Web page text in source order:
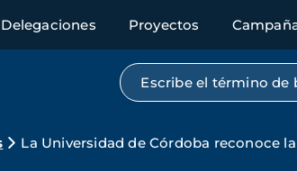
Delegaciones Proyectos
Búsqueda por texto
La Universidad de Córdoba reconoce